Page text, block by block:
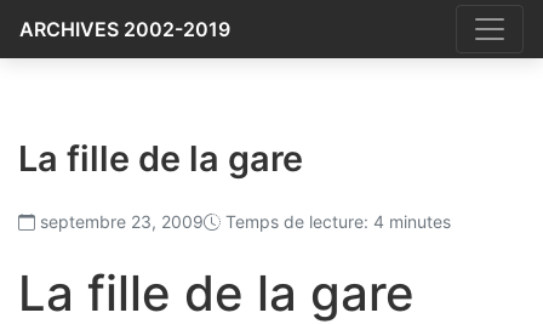
ARCHIVES 2002-2019
La fille de la gare
septembre 23, 2009 Temps de lecture: 4 minutes
La fille de la gare